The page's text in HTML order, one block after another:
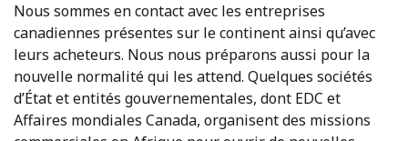
Nous sommes en contact avec les entreprises
canadiennes présentes sur le continent ainsi qu’avec
leurs acheteurs. Nous nous préparons aussi pour la
nouvelle normalité qui les attend. Quelques sociétés
d’État et entités gouvernementales, dont EDC et
Affaires mondiales Canada, organisent des missions